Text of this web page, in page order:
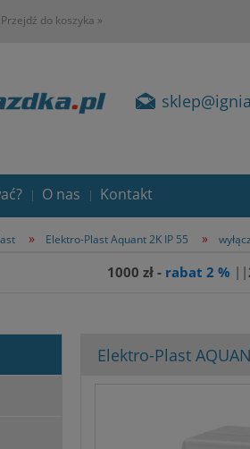
Przejdź do koszyka »
O nas Kontakt
» Elektro-Plast Aquant 2K IP 55 »
1000 zł - rabat 2 % ||
Elektro-Plast